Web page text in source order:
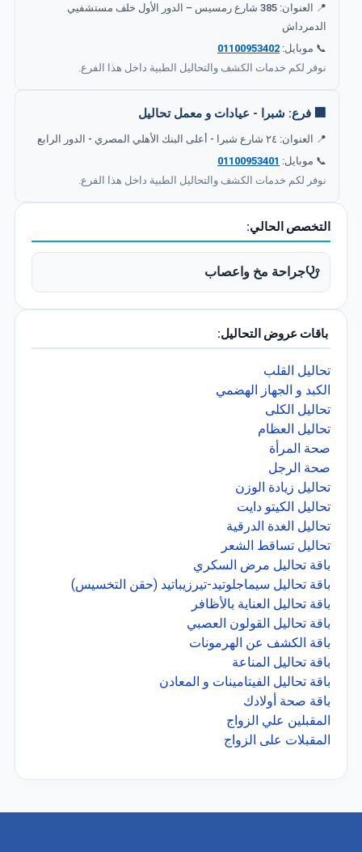
📍 العنوان: 385 شارع رمسيس – الدور الأول خلف مستشفيي
الدمرداش
📞 موبايل: 01100953402
نوفر لكم خدمات الكشف والتحاليل الطبية داخل هذا الفرع.
🏢 فرع: شبرا - عيادات و معمل تحاليل
📍 العنوان: ٢٤ شارع شبرا - أعلى البنك الأهلي المصري - الدور الرابع
📞 موبايل: 01100953401
نوفر لكم خدمات الكشف والتحاليل الطبية داخل هذا الفرع.
التخصص الحالي:
جراحة مخ واعصاب
باقات عروض التحاليل:
تحاليل القلب
الكبد و الجهاز الهضمي
تحاليل الكلى
تحاليل العظام
صحة المرأة
صحة الرجل
تحاليل زيادة الوزن
تحاليل الكيتو دايت
تحاليل الغدة الدرقية
تحاليل تساقط الشعر
باقة تحاليل مرض السكري
باقة تحاليل سيماجلوتيد-تيرزيباتيد (حقن التخسيس)
باقة تحاليل العناية بالأظافر
باقة تحاليل القولون العصبي
باقة الكشف عن الهرمونات
باقة تحاليل المناعة
باقة تحاليل الفيتامينات و المعادن
باقة صحة أولادك
المقبلين علي الزواج
المقبلات على الزواج